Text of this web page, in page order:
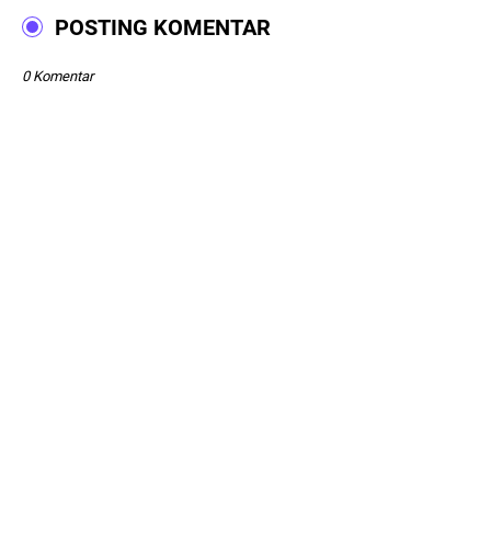
POSTING KOMENTAR
0 Komentar